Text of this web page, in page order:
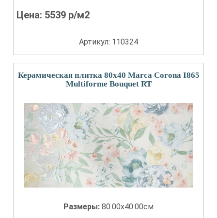
Цена: 5539 р/м2
Артикул: 110324
Керамическая плитка 80x40 Marca Corona I865
Multiforme Bouquet RT
Размеры: 80.00x40.00см